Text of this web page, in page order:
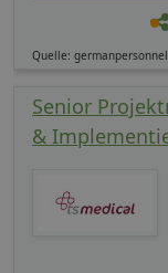
Quelle:
Senior
&